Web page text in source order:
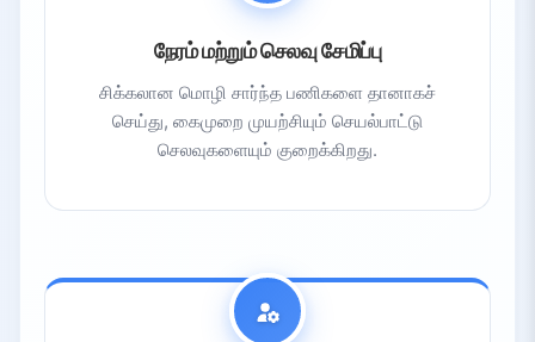
நேரம் மற்றும் செலவு சேமிப்பு
சிக்கலான மொழி சார்ந்த பணிகளை தானாகச்
செய்து, கைமுறை முயற்சியும் செயல்பாட்டு
செலவுகளையும் குறைக்கிறது.